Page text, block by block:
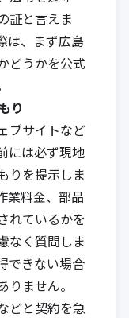
証と言えま
は、まず広島
どうかを公式
り
ブサイトなど
には必ず現地
りを提示しま
業料金、部品
れているかを
なく質問しま
できない場合
ません。
どと契約を急